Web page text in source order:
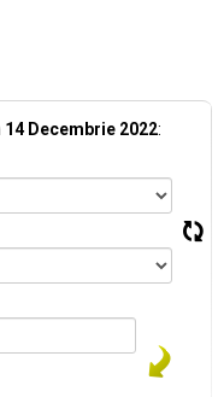
14 Decembrie 2022: